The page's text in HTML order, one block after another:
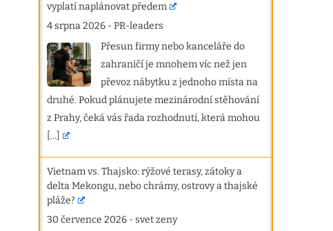
vyplatí naplánovat předem
4 srpna 2026 -PR-leaders
Přesun firmy nebo kanceláře do
zahraničí je mnohem víc než jen
převoz nábytku z jednoho místa na
druhé. Pokud plánujete mezinárodní stěhování
z Prahy, čeká vás řada rozhodnutí, která mohou
[...]
Vietnam vs. Thajsko: rýžové terasy, zátoky a
delta Mekongu, nebo chrámy, ostrovy a thajské
pláže?
30 července 2026 -svet zeny